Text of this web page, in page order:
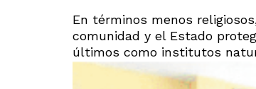
En términos menos
comunidad y el Estado
últimos como institutos